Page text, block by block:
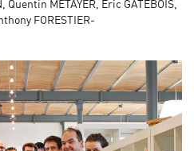
METAYER, Éric GATEBOIS,
FORESTIER-